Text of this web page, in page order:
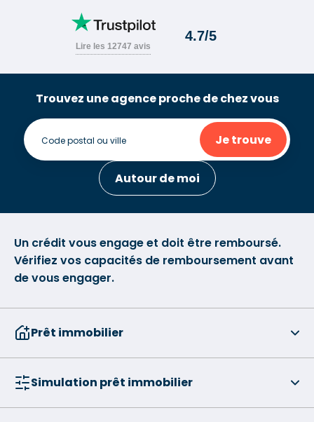
Trouvez une agence proche de chez vous
Je trouve
Autour de moi
Un crédit vous engage et doit être remboursé.
Vérifiez vos capacités de remboursement avant
de vous engager.
Prêt immobilier
Simulation prêt immobilier